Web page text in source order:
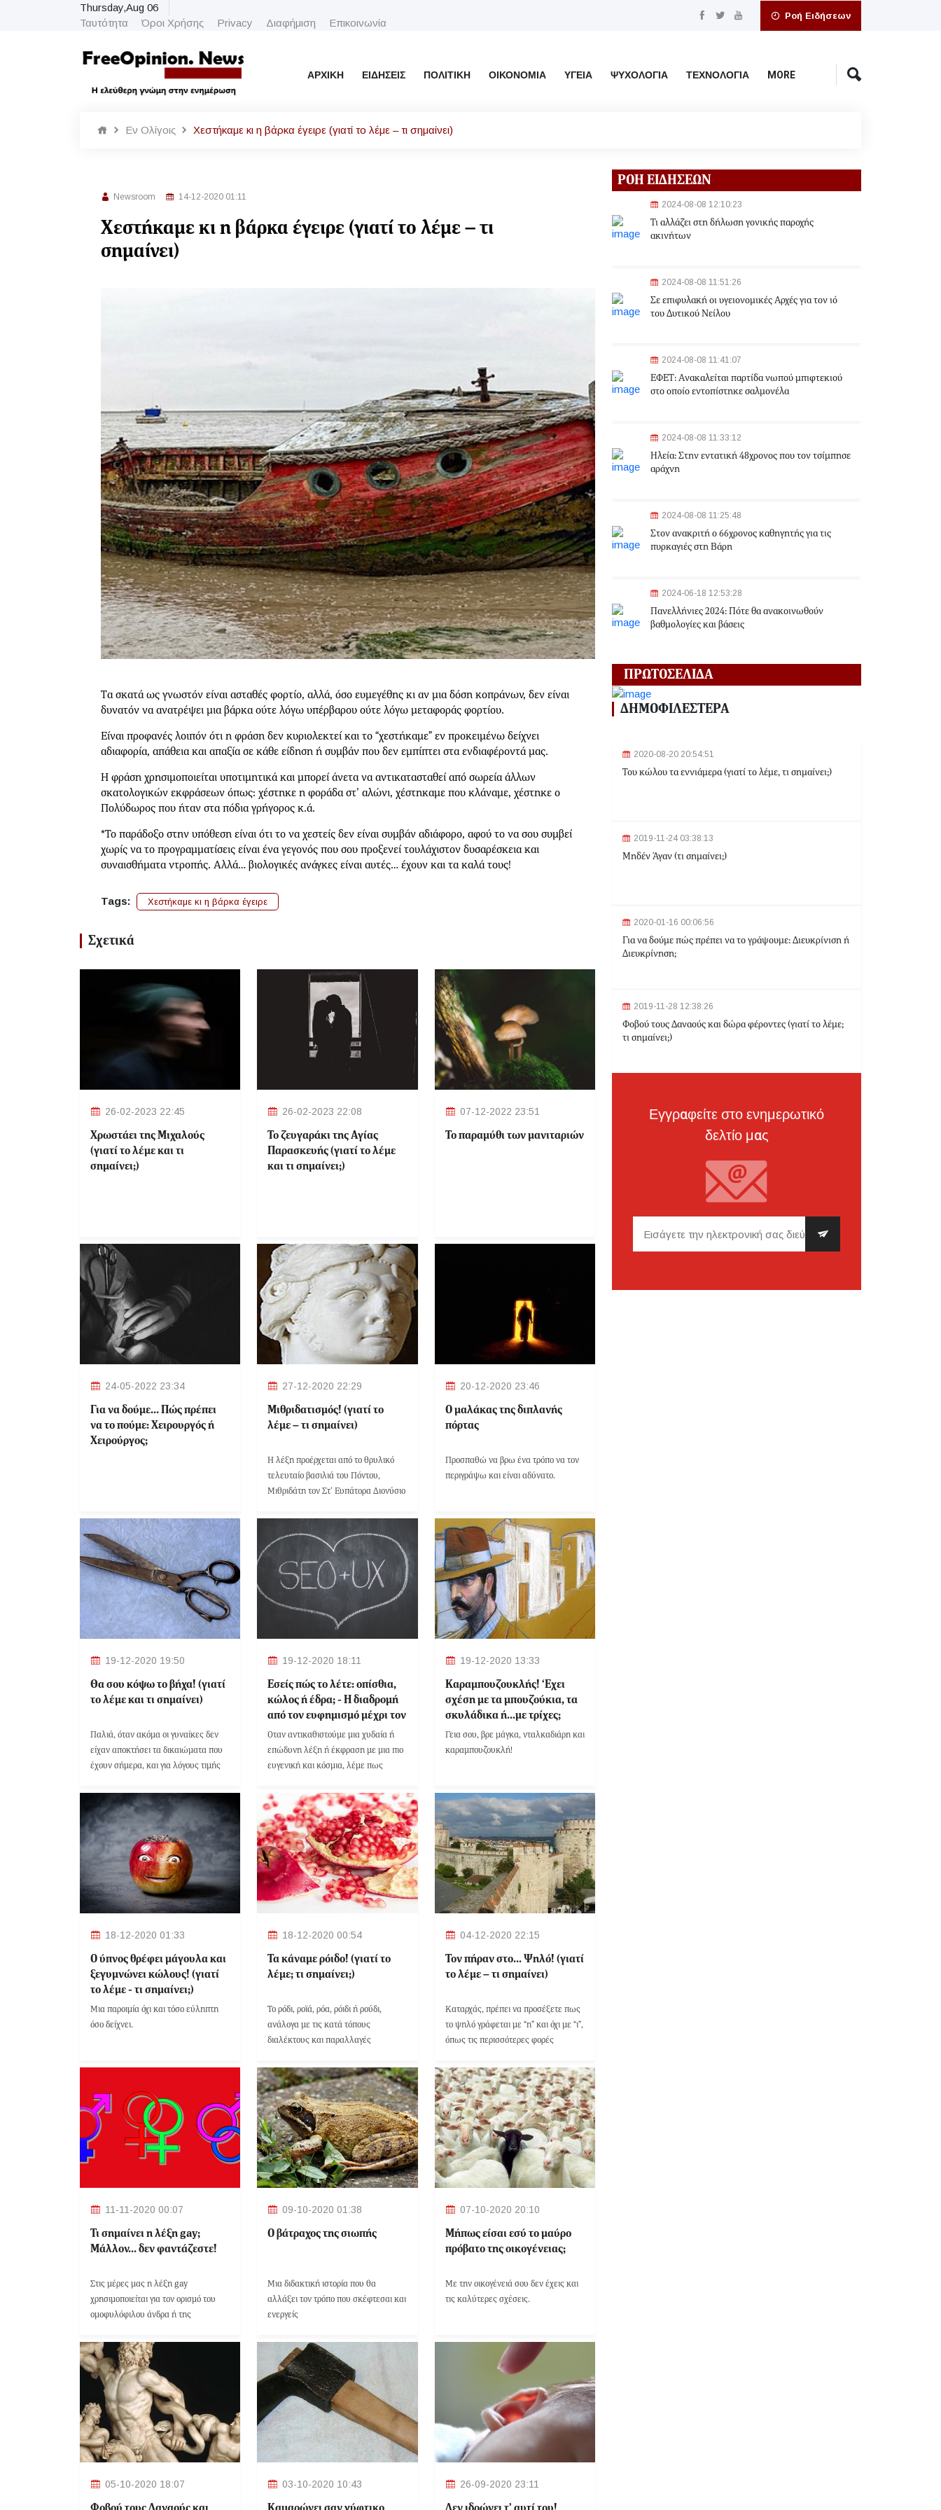
Thursday,Aug 06
Ταυτότητα
Όροι Χρήσης Privacy Διαφήμιση Επικοινωνία
Ροή Ειδήσεων
ΑΡΧΙΚΉ ΕΙΔΉΣΕΙΣ ΠΟΛΙΤΙΚΉ ΟΙΚΟΝΟΜΊΑ ΥΓΕΊΑ ΨΥΧΟΛΟΓΊΑ ΤΕΧΝΟΛΟΓΊΑ MORE
Εν Ολίγοις Xεστήκαμε κι η βάρκα έγειρε (γιατί το λέμε – τι σημαίνει)
Newsroom 14-12-2020 01:11
Xεστήκαμε κι η βάρκα έγειρε (γιατί το λέμε – τι
σημαίνει)
Tα σκατά ως γνωστόν είναι ασταθές φορτίο, αλλά, όσο ευμεγέθης κι αν μια δόση κοπράνων, δεν είναι
δυνατόν να ανατρέψει μια βάρκα ούτε λόγω υπέρβαρου ούτε λόγω μεταφοράς φορτίου.
Είναι προφανές λοιπόν ότι η φράση δεν κυριολεκτεί και το “χεστήκαμε” εν προκειμένω δείχνει
αδιαφορία, απάθεια και απαξία σε κάθε είδηση ή συμβάν που δεν εμπίπτει στα ενδιαφέροντά μας.
Η φράση χρησιμοποιείται υποτιμητικά και μπορεί άνετα να αντικατασταθεί από σωρεία άλλων
σκατολογικών εκφράσεων όπως: χέστηκε η φοράδα στ’ αλώνι, χέστηκαμε που κλάναμε, χέστηκε ο
Πολύδωρος που ήταν στα πόδια γρήγορος κ.ά.
*Το παράδοξο στην υπόθεση είναι ότι το να χεστείς δεν είναι συμβάν αδιάφορο, αφού το να σου συμβεί
χωρίς να το προγραμματίσεις είναι ένα γεγονός που σου προξενεί τουλάχιστον δυσαρέσκεια και
συναισθήματα ντροπής. Αλλά… βιολογικές ανάγκες είναι αυτές… έχουν και τα καλά τους!
Tags: Xεστήκαμε κι η βάρκα έγειρε
Σχετικά
26-02-2023 22:45
Χρωστάει της Μιχαλούς
(γιατί το λέμε και τι
σημαίνει;)
26-02-2023 22:08
Το ζευγαράκι της Αγίας
Παρασκευής (γιατί το λέμε
και τι σημαίνει;)
07-12-2022 23:51
Το παραμύθι των μανιταριών
24-05-2022 23:34
Για να δούμε... Πώς πρέπει
να το πούμε: Χειρουργός ή
Χειρούργος;
27-12-2020 22:29
Μιθριδατισμός! (γιατί το
λέμε – τι σημαίνει)
Η λέξη προέρχεται από το θρυλικό
τελευταίο βασιλιά του Πόντου,
Μιθριδάτη τον Στ’ Ευπάτορα Διονύσιο
δηλητηρίαζε περιοδικά ο ίδιος τον
εαυτό του με μικρές μη θανατηφόρες
δόσεις δηλητηρίου.
20-12-2020 23:46
Ο μαλάκας της διπλανής
πόρτας
Προσπαθώ να βρω ένα τρόπο να τον
περιγράψω και είναι αδύνατο.
19-12-2020 19:50
Θα σου κόψω το βήχα! (γιατί
το λέμε και τι σημαίνει)
Παλιά, όταν ακόμα οι γυναίκες δεν
είχαν αποκτήσει τα δικαιώματα που
έχουν σήμερα, και για λόγους τιμής
μόνες τους, όταν κάποιος _συνήθως
αδελφός ή πατέρας_ από την
οικογένεια υποψιαζόταν πως κάτι
“πονηρό” συνέβαινε, τις κλείδωναν
στο σπίτι.
19-12-2020 18:11
Εσείς πώς το λέτε: οπίσθια,
κώλος ή έδρα; - H διαδρομή
από τον ευφημισμό μέχρι τον
ορθοφημισμό
Όταν αντικαθιστούμε μια χυδαία ή
επώδυνη λέξη ή έκφραση με μια πιο
ευγενική και κόσμια, λέμε πως
19-12-2020 13:33
Kαραμπουζουκλής! ‘Εχει
σχέση με τα μπουζούκια, τα
σκυλάδικα ή…με τρίχες;
Γεια σου, βρε μάγκα, νταλκαδιάρη και
καραμπουζουκλή!
18-12-2020 01:33
Ο ύπνος θρέφει μάγουλα και
ξεγυμνώνει κώλους! (γιατί
το λέμε - τι σημαίνει;)
Mια παροιμία όχι και τόσο εύληπτη
όσο δείχνει.
18-12-2020 00:54
Τα κάναμε ρόιδο! (γιατί το
λέμε; τι σημαίνει;)
Το ρόδι, ροϊά, ρόα, ρόιδι ή ρούδι,
ανάλογα με τις κατά τόπους
διαλέκτους και παραλλαγές
ποικιλοτρόπως ωφέλιμους καρπούς.
04-12-2020 22:15
Τον πήραν στο… Ψηλό! (γιατί
το λέμε – τι σημαίνει)
Καταρχάς, πρέπει να προσέξετε πως
το ψηλό γράφεται με “η” και όχι με “ι”,
όπως τις περισσότερες φορές
11-11-2020 00:07
Τι σημαίνει η λέξη gay;
Μάλλον... δεν φαντάζεστε!
Στις μέρες μας η λέξη gay
χρησιμοποιείται για τον ορισμό του
ομοφυλόφιλου άνδρα ή της
09-10-2020 01:38
Ο βάτραχος της σιωπής
Μια διδακτική ιστορία που θα
αλλάξει τον τρόπο που σκέφτεσαι και
ενεργείς
07-10-2020 20:10
Μήπως είσαι εσύ το μαύρο
πρόβατο της οικογένειας;
Με την οικογένειά σου δεν έχεις και
τις καλύτερες σχέσεις.
05-10-2020 18:07
Φοβού τους Δαναούς και
03-10-2020 10:43
Καμαρώνει σαν γύφτικο
26-09-2020 23:11
Δεν ιδρώνει τ’ αυτί του!
ΡΟΗ ΕΙΔΗΣΕΩΝ
2024-08-08 12:10:23
Τι αλλάζει στη δήλωση γονικής παροχής
ακινήτων
2024-08-08 11:51:26
Σε επιφυλακή οι υγειονομικές Αρχές για τον ιό
του Δυτικού Νείλου
2024-08-08 11:41:07
ΕΦΕΤ: Aνακαλείται παρτίδα νωπού μπιφτεκιού
στο οποίο εντοπίστηκε σαλμονέλα
2024-08-08 11:33:12
Ηλεία: Στην εντατική 48χρονος που τον τσίμπησε
αράχνη
2024-08-08 11:25:48
Στον ανακριτή ο 66χρονος καθηγητής για τις
πυρκαγιές στη Βάρη
2024-06-18 12:53:28
Πανελλήνιες 2024: Πότε θα ανακοινωθούν
βαθμολογίες και βάσεις
2024-06-18 12:19:02
ληστεία σε βάρος ανηλίκων
2024-06-18 12:06:48
Γλυφάδα: Σορός γυναίκας εντοπίστηκε στη
λόγω της Εθνικής Επετείου - Ποιοι σταθμοί θα
Ομόνοια: Ριφιφί σε κοσμηματοπωλείο - Άρπαξαν
τιμαλφή αξίας 50.000 ευρώ
2024-03-21 21:20:35
κατέληξε ο 30χρονος οδηγός - Ερευνώνται τα
αίτια του δυστυχήματος
2024-03-21 20:45:14
Hellenic Train: Με λεωφορεία η διαδρομή
2024-03-21 18:38:54
ΠΡΩΤΟΣΕΛΙΔΑ
ΔΗΜΟΦΙΛΕΣΤΕΡΑ
2020-08-20 20:54:51
Του κώλου τα εννιάμερα (γιατί το λέμε, τι σημαίνει;)
2019-11-24 03:38:13
Μηδέν Άγαν (τι σημαίνει;)
2020-01-16 00:06:56
Για να δούμε πώς πρέπει να το γράψουμε: Διευκρίνιση ή
Διευκρίνηση;
2019-11-28 12:38:26
Φοβού τους Δαναούς και δώρα φέροντες (γιατί το λέμε;
τι σημαίνει;)
Εγγραφείτε στο ενημερωτικό
δελτίο μας